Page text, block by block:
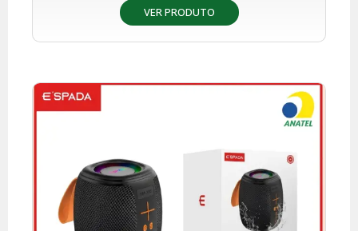
VER PRODUTO